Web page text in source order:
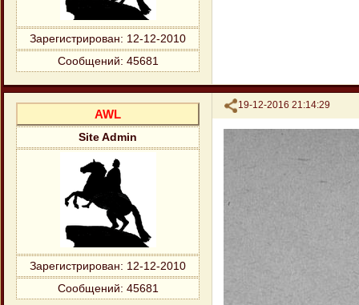
Зарегистрирован: 12-12-2010
Сообщений: 45681
Поделиться
19-12-2016 21:14:29
AWL
Site Admin
Зарегистрирован: 12-12-2010
Сообщений: 45681